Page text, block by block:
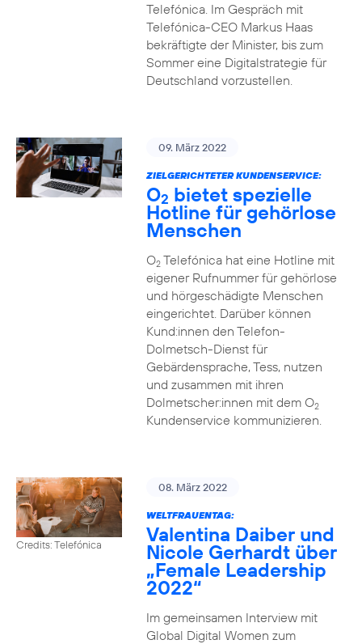
Telefónica. Im Gespräch mit
Telefónica-CEO Markus Haas
bekräftigte der Minister, bis zum
Sommer eine Digitalstrategie für
Deutschland vorzustellen.
09. März 2022
ZIELGERICHTETER KUNDENSERVICE:
O2 bietet spezielle
Hotline für gehörlose
Menschen
O2Telefónica hat eine Hotline mit
eigener Rufnummer für gehörlose
und hörgeschädigte Menschen
eingerichtet. Darüber können
Kund:innen den Telefon-
Dolmetsch-Dienst für
Gebärdensprache, Tess, nutzen
und zusammen mit ihren
Dolmetscher:innen mit dem O2
Kundenservice kommunizieren.
Credits: Telefónica
08. März 2022
WELTFRAUENTAG:
Valentina Daiber und
Nicole Gerhardt über
„Female Leadership
2022“
Im gemeinsamen Interview mit
Global Digital Women zum